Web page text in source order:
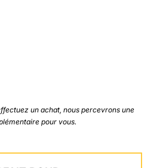
un achat, nous percevrons une
pour vous.